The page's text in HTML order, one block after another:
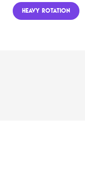
HEAVY ROTATION